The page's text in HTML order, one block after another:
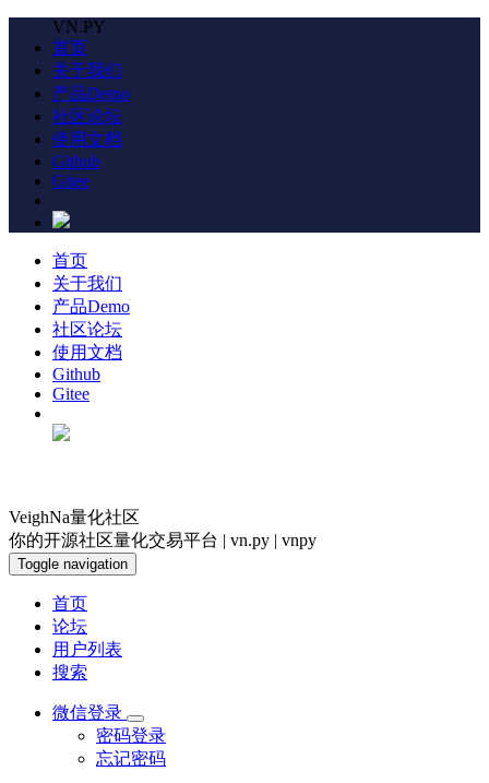
VN.PY
首页
关于我们
产品Demo
社区论坛
使用文档
Github
Gitee
首页
关于我们
产品Demo
社区论坛
使用文档
Github
Gitee
VeighNa量化社区
你的开源社区量化交易平台 | vn.py | vnpy
Toggle navigation
首页
论坛
用户列表
搜索
微信登录
密码登录
忘记密码